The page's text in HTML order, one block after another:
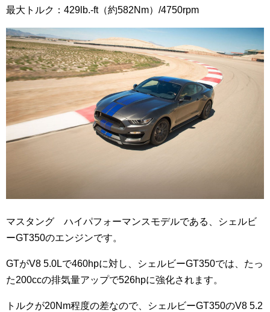
最大トルク：429lb.-ft（約582Nm）/4750rpm
マスタング ハイパフォーマンスモデルである、シェルビ
ーGT350のエンジンです。
GTがV8 5.0Lで460hpに対し、シェルビーGT350では、たっ
た200ccの排気量アップで526hpに強化されます。
トルクが20Nm程度の差なので、シェルビーGT350のV8 5.2